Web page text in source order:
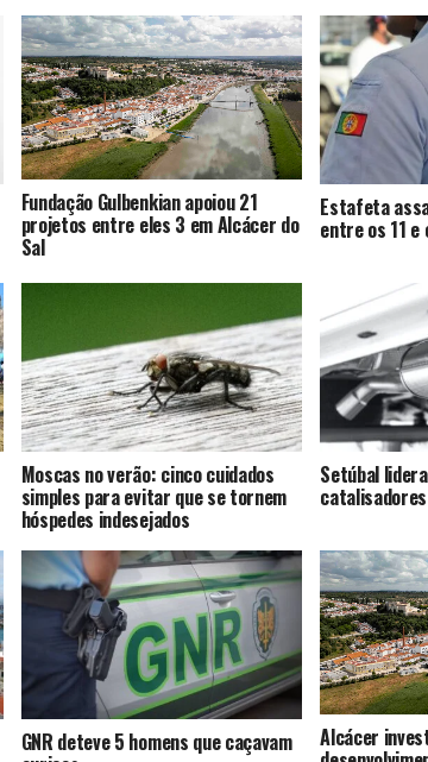
Fundação Gulbenkian apoiou 21
projetos entre eles 3 em Alcácer do
Sal
Estafeta
entre os 11 e
Moscas no verão: cinco cuidados
simples para evitar que se tornem
hóspedes indesejados
Setúbal
catalisadores
GNR deteve 5 homens que caçavam Alcácer